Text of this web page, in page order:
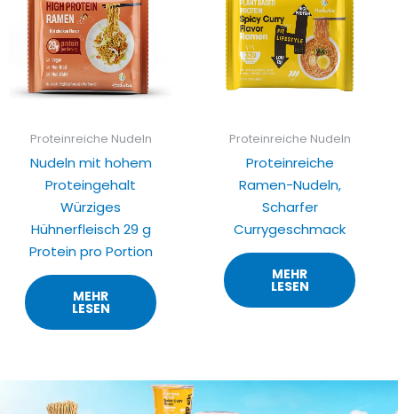
Proteinreiche Nudeln
Nudeln mit hohem
Proteingehalt
Würziges
Hühnerfleisch 29 g
Protein pro Portion
MEHR
LESEN
Proteinreiche Nudeln
Proteinreiche
Ramen-Nudeln,
Scharfer
Currygeschmack
MEHR
LESEN